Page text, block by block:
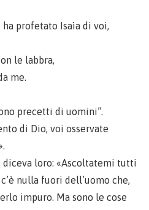
ha profetato Isaìa di voi,
le labbra,
me.
precetti di uomini”.
di Dio, voi osservate
diceva loro: «Ascoltatemi tutti
nulla fuori dell’uomo che,
impuro. Ma sono le cose